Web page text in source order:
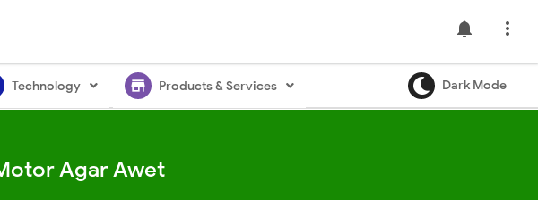

notifications
Technology store Products & Services Dark Mode
Agar Awet